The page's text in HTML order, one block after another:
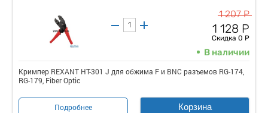
1 207 Р
1 128 Р
Скидка 0 Р
В наличии
Кримпер REXANT HT-301 J для обжима F и BNC разъемов RG-174,
RG-179, Fiber Optic
Подробнее Корзина